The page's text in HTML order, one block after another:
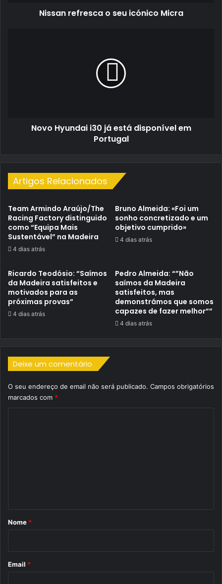
Nissan refresca o seu icónico Micra
Novo Hyundai i30 já está disponível em
Portugal
Artigos Relacionados
Team Armindo Araújo/The
Racing Factory distinguido
como “Equipa Mais
Sustentável” na Madeira
4 dias atrás
Bruno Almeida: «Foi um
sonho concretizado e um
objetivo cumprido»
4 dias atrás
Ricardo Teodósio: “Saímos
da Madeira satisfeitos e
motivados para as
próximas provas”
4 dias atrás
Pedro Almeida: “”Não
saímos da Madeira
satisfeitos, mas
demonstrámos que somos
capazes de fazer melhor””
4 dias atrás
Deixe um comentário
O seu endereço de email não será publicado. Campos obrigatórios
marcados com *
r
*
Nome *
Email *